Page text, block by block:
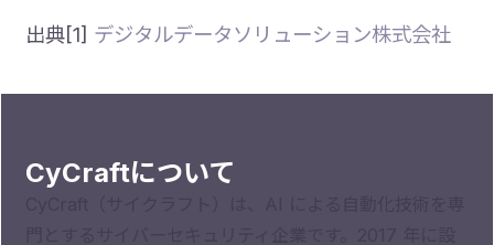
出典[1] デジタルデータソリューション株式会社
CyCraftについて